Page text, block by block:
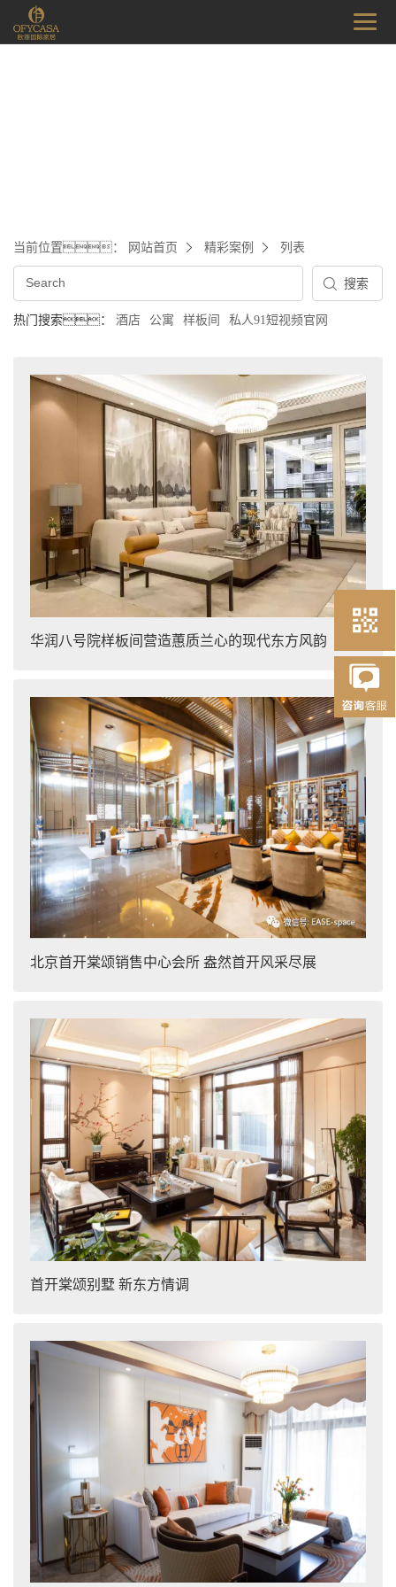
当前位置： 网站首页 精彩案例 列表
热门搜索： 酒店 公寓 样板间 私人91短视频官网
华润八号院样板间营造蕙质兰心的现代东方风韵
北京首开棠颂销售中心会所 盎然首开风采尽展
首开棠颂别墅 新东方情调